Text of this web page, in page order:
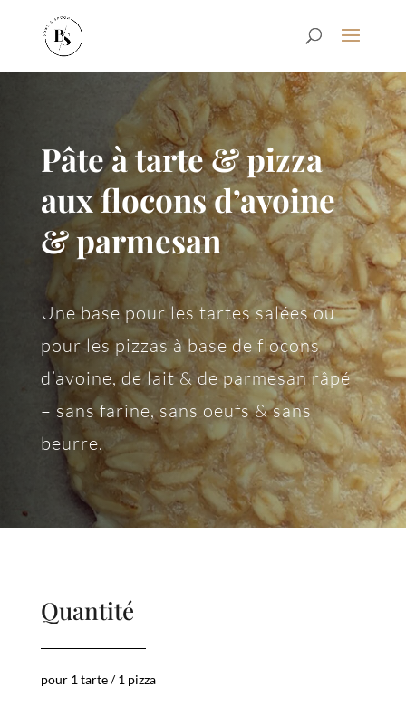
Pâte à tarte & pizza
aux flocons d’avoine
& parmesan
Une base pour les tartes salées ou
pour les pizzas à base de flocons
d’avoine, de lait & de parmesan râpé
– sans farine, sans oeufs & sans
beurre.
Quantité
pour 1 tarte / 1 pizza